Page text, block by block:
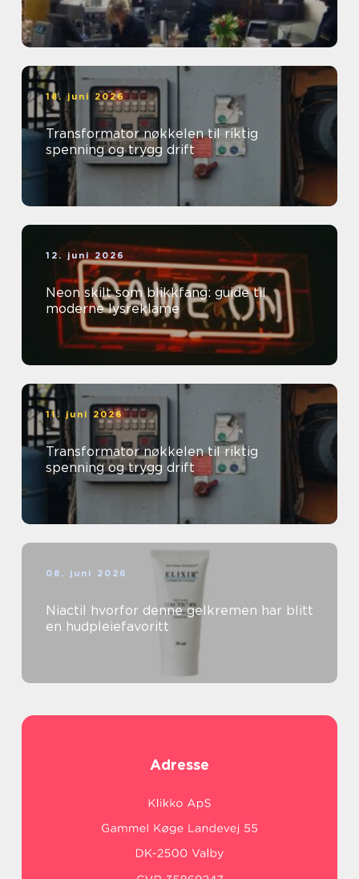
18. juni 2026
Transformator nøkkelen til riktig
spenning og trygg drift
12. juni 2026
Neon skilt som blikkfang: guide til
moderne lysreklame
11. juni 2026
Transformator nøkkelen til riktig
spenning og trygg drift
08. juni 2026
Niactil hvorfor denne gelkremen har blitt
en hudpleiefavoritt
Adresse